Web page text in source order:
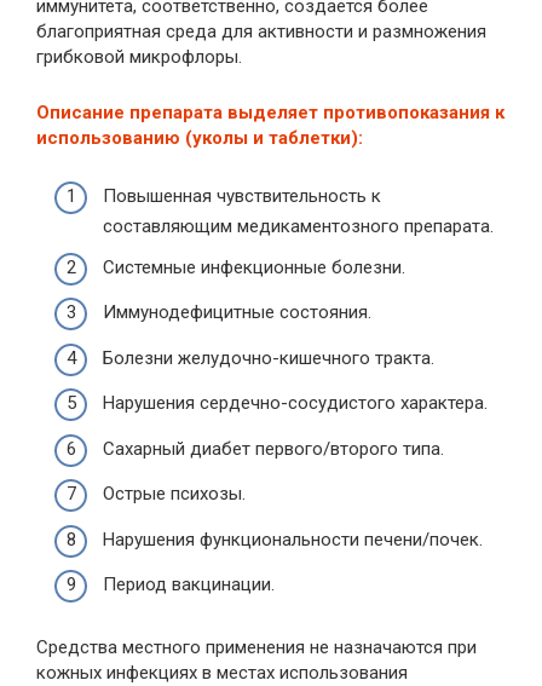
иммунитета, соответственно, создается более
благоприятная среда для активности и размножения
грибковой микрофлоры.
Описание препарата выделяет противопоказания к
использованию (уколы и таблетки):
Повышенная чувствительность к
составляющим медикаментозного препарата.
Системные инфекционные болезни.
Иммунодефицитные состояния.
Болезни желудочно-кишечного тракта.
Нарушения сердечно-сосудистого характера.
Сахарный диабет первого/второго типа.
Острые психозы.
Нарушения функциональности печени/почек.
Период вакцинации.
Средства местного применения не назначаются при
кожных инфекциях в местах использования